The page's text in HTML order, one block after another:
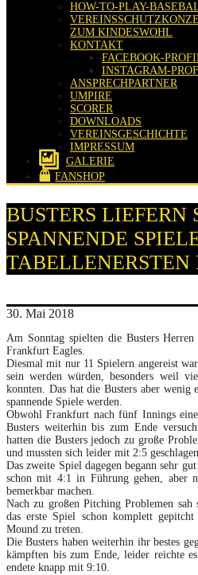
HOW-TO-PLAY-
ZUM KINDESWOHL
KONTAKT
FACEBOOK-
INSTAGRAM-
ANSPRECHPARTNER
UMPIRE
SCORER
DOWNLOADS
VEREINSGESCHICHTE
IMPRESSUM
GALERIE
FANSHOP
BUSTERS LIEFERN
SPANNENDE
TABELLENERSTEN
30. Mai 2018
Am Sonntag spielten die Busters Herren
Frankfurt Eagles.
Diesmal mit nur 11 Spielern angereist
sein werden würden, besonders weil
konnten. Das hat die Busters aber wenig
spannende Spiele werden.
Obwohl Frankfurt nach fünf Innings
Busters weiterhin bis zum Ende
hatten die Busters jedoch zu große
und mussten sich leider mit 2:5
Das zweite Spiel dagegen begann sehr
schon mit 4:1 in Führung gehen, aber
bemerkbar machen.
Nach zu großen Pitching Problemen
das erste Spiel schon komplett
Mound zu treten.
Die Busters haben weiterhin ihr bestes
kämpften bis zum Ende, leider reichte
endete knapp mit 9:10.